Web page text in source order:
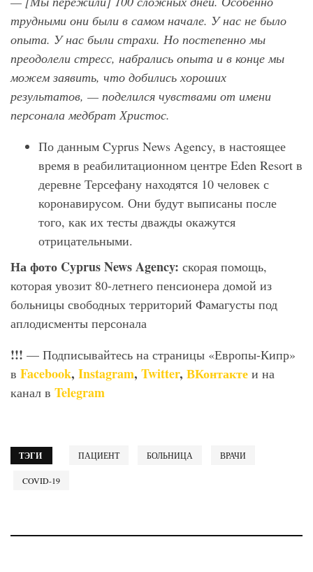
трудными они были в самом начале. У нас не было
опыта. У нас были страхи. Но постепенно мы
преодолели стресс, набрались опыта и в конце мы
можем заявить, что добились хороших
результатов, — поделился чувствами от имени
персонала медбрат Христос.
По данным Cyprus News Agency, в настоящее
время в реабилитационном центре Eden Resort в
деревне Терсефану находятся 10 человек с
коронавирусом. Они будут выписаны после
того, как их тесты дважды окажутся
отрицательными.
На фото CyprusNewsAgency: скорая помощь,
которая увозит 80-летнего пенсионера домой из
больницы свободных территорий Фамагусты под
аплодисменты персонала
!!! — Подписывайтесь на страницы «Европы-Кипр»
в Facebook, Instagram, Twitter, ВКонтакте и на
канал в Telegram
ТЭГИ ПАЦИЕНТ БОЛЬНИЦА ВРАЧИ
COVID-19